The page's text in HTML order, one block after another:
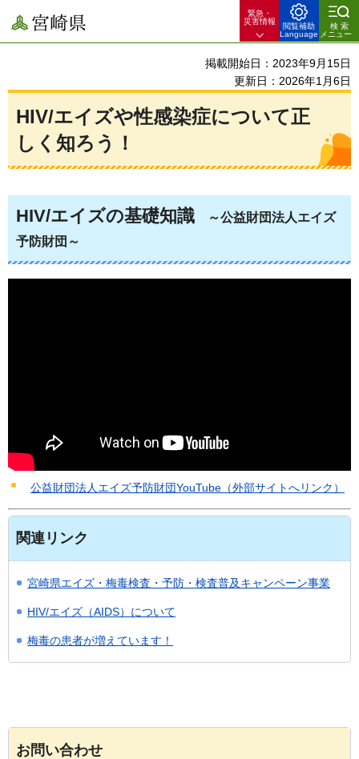
宮崎県
緊急・
災害情報
閲覧補助
Language
検索
メニュー
掲載開始日：2023年9月15日
更新日：2026年1月6日
HIV/エイズや性感染症について正
しく知ろう！
HIV/エイズの基礎知識 ～公益財団法人エイズ
予防財団～
公益財団法人エイズ予防財団YouTube（外部サイトへリンク）
関連リンク
宮崎県エイズ・梅毒検査・予防・検査普及キャンペーン事業
HIV/エイズ（AIDS）について
梅毒の患者が増えています！
お問い合わせ